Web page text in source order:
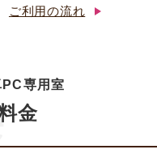
ご利用の流れ
専用室
金